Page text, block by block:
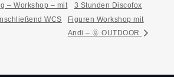
– Workshop – mit
WCS
3 Stunden Discofox
Figuren Workshop mit
Andi – 🌞 OUTDOOR